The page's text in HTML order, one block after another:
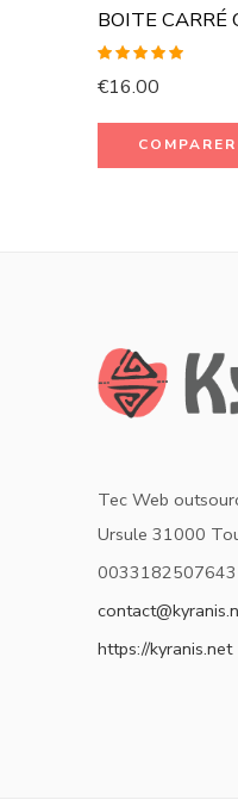
Rated5.00
out of 5
€16.00
COMPARER
Tec Web
Ursule 31000
0033182507643
https://kyranis.net